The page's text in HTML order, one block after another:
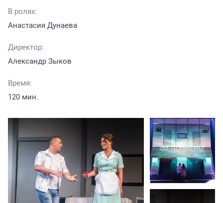
В ролях:
Анастасия Дунаева
Директор:
Александр Зыков
Время:
120 мин.